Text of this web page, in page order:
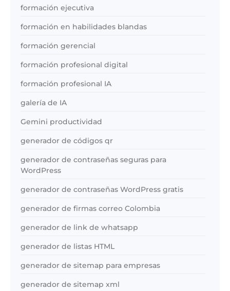
formación ejecutiva
formación en habilidades blandas
formación gerencial
formación profesional digital
formación profesional IA
galería de IA
Gemini productividad
generador de códigos qr
generador de contraseñas seguras para
WordPress
generador de contraseñas WordPress gratis
generador de firmas correo Colombia
generador de link de whatsapp
generador de listas HTML
generador de sitemap para empresas
generador de sitemap xml